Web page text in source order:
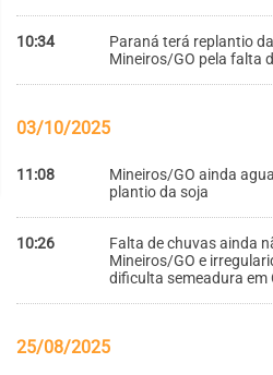
10:34
Paraná terá replantio
Mineiros/GO pela falta
03/10/2025
11:08
Mineiros/GO ainda
plantio da soja
10:26
Falta de chuvas ainda
Mineiros/GO e
dificulta semeadura em
25/08/2025